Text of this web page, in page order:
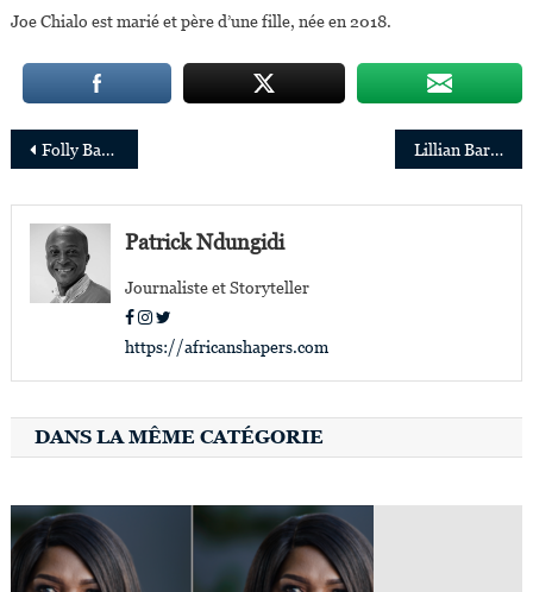
Joe Chialo est marié et père d’une fille, née en 2018.
Navigation
de
l’article
Folly Bah Thibault nommée championne mondiale du Fonds de l’ONU « Education Cannot Wait » Lillian Barnard est la nouvelle présidente de Microsoft Afrique
Patrick Ndungidi
Journaliste et Storyteller
https://africanshapers.com
DANS LA MÊME CATÉGORIE